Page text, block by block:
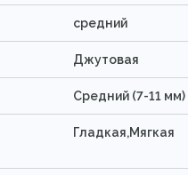
средний
Джутовая
Средний (7-11 мм)
Гладкая,Мягкая